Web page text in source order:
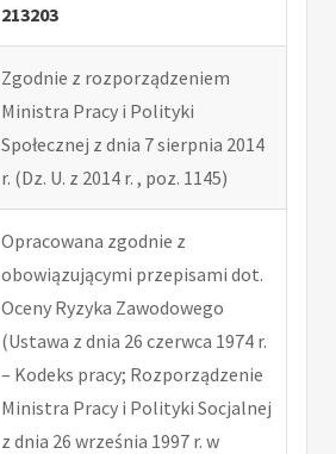
213203
Zgodnie z rozporządzeniem
Ministra Pracy i Polityki
Społecznej z dnia 7 sierpnia 2014
r. (Dz. U. z 2014 r. , poz. 1145)
Opracowana zgodnie z
obowiązującymi przepisami dot.
Oceny Ryzyka Zawodowego
(Ustawa z dnia 26 czerwca 1974 r.
– Kodeks pracy; Rozporządzenie
Ministra Pracy i Polityki Socjalnej
z dnia 26 września 1997 r. w